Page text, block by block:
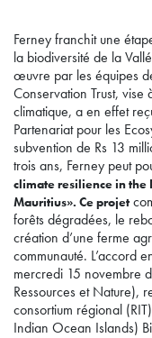
Ferney franchit une
la biodiversité de la
œuvre par les équipes
Conservation Trust, vise
climatique, a en effet
Partenariat pour les
subvention de Rs 13
trois ans, Ferney peut
climate resilience in
Mauritius». Ce projet
forêts dégradées, le
création d’une ferme
communauté. L’accord
mercredi 15 novembre
Ressources et Nature),
consortium régional
Indian Ocean Islands)